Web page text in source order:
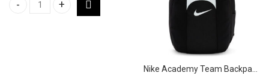
Nike Academy Team Backpack 30L Lacivert Yağmurluklu Spor